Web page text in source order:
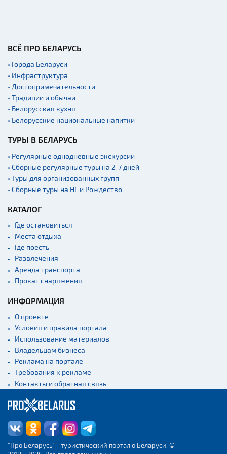
Новости
Спортинг-клубы и тиры
Ратуши
Родовые усадьбы
архитектура
Памятники
Памятники известным
людям
Монастыри
Костелы
Театры
Концертные залы
экскурсий: г. Минск
Спортивные
сооружения
Веломаршруты
Аэропорты
Железнодорожные
ВСЁ ПРО БЕЛАРУСЬ
• Города Беларуси
• Инфраструктура
• Достопримечательности
• Традиции и обычаи
• Белорусская кухня
• Белорусские национальные напитки
ТУРЫ В БЕЛАРУСЬ
• Регулярные однодневные экскурсии
• Сборные регулярные туры на 2-7 дней
• Туры для организованных групп
• Сборные туры на НГ и Рождество
КАТАЛОГ
Где остановиться
Места отдыха
Где поесть
Развлечения
Аренда транспорта
Прокат снаряжения
ИНФОРМАЦИЯ
О проекте
Условия и правила портала
Использование материалов
Владельцам бизнеса
Реклама на портале
Требования к рекламе
Контакты и обратная связь
"Про Беларусь" - туристический портал о Беларуси. ©